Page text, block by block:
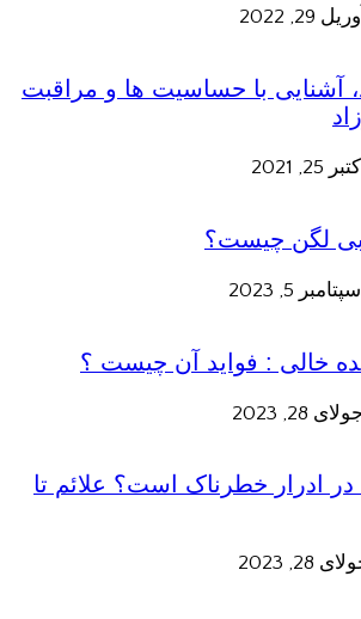
آوریل 29, 2022
آشنایی با حساسیت ها و مراقبت
اکتبر 25, 2021
لگن چیست؟
سپتامبر 5, 2023
خالی : فواید آن چیست ؟
28, 2023
ادرار خطرناک است؟ علائم تا
28, 2023